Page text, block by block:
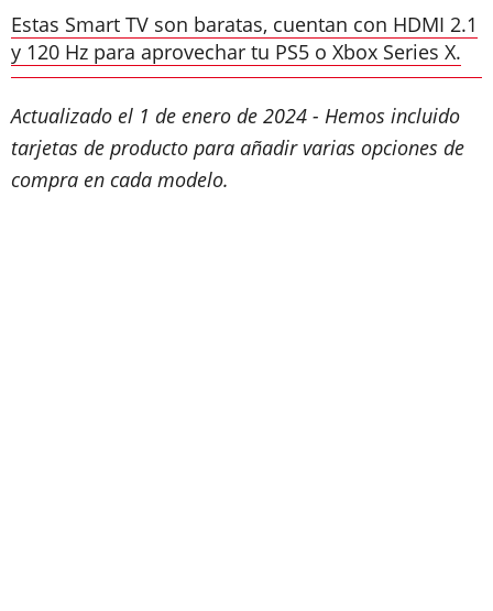
Estas Smart TV son baratas, cuentan con HDMI 2.1
y 120 Hz para aprovechar tu PS5 o Xbox Series X.
Actualizado el 1 de enero de 2024 - Hemos incluido
tarjetas de producto para añadir varias opciones de
compra en cada modelo.